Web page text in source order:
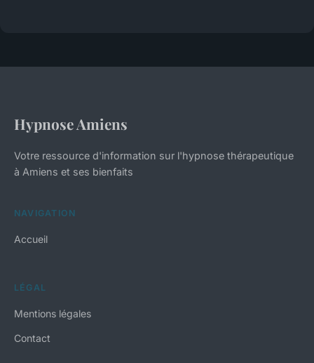
Hypnose Amiens
Votre ressource d'information sur l'hypnose thérapeutique
à Amiens et ses bienfaits
NAVIGATION
Accueil
LÉGAL
Mentions légales
Contact